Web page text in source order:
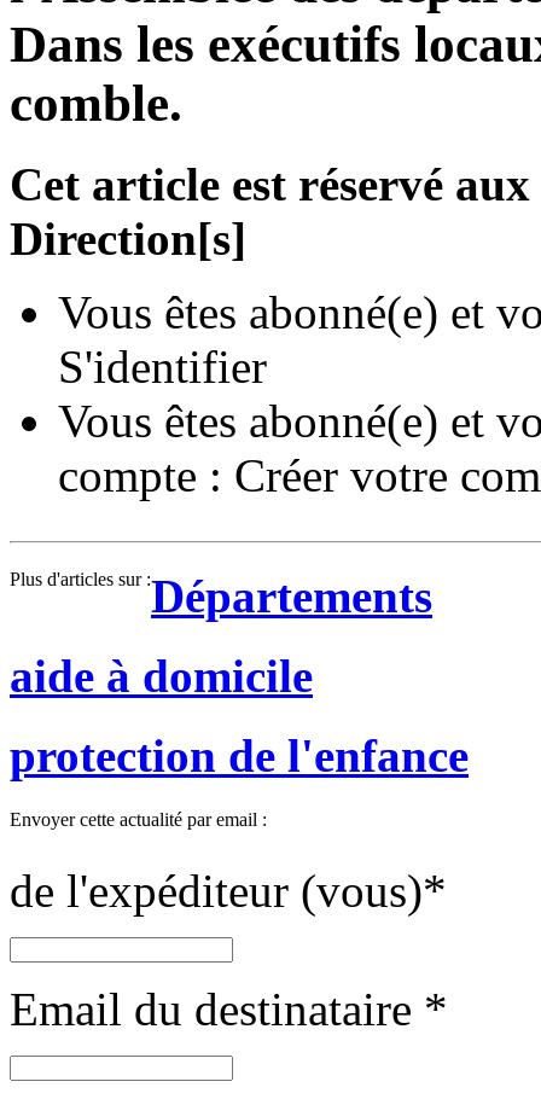
Dans les exécutifs
comble.
Cet article est réservé
Direction[s]
Vous êtes abonné(e) et
S'identifier
Vous êtes abonné(e) et
compte : Créer votre
Plus d'articles sur :Départements
aide à domicile
protection de l'enfance
Envoyer cette actualité par email :
de l'expéditeur (vous)*
Email du destinataire *